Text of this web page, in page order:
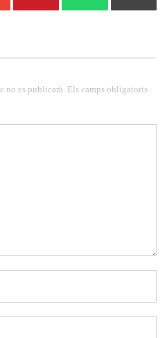
no es publicarà. Els camps obligatoris